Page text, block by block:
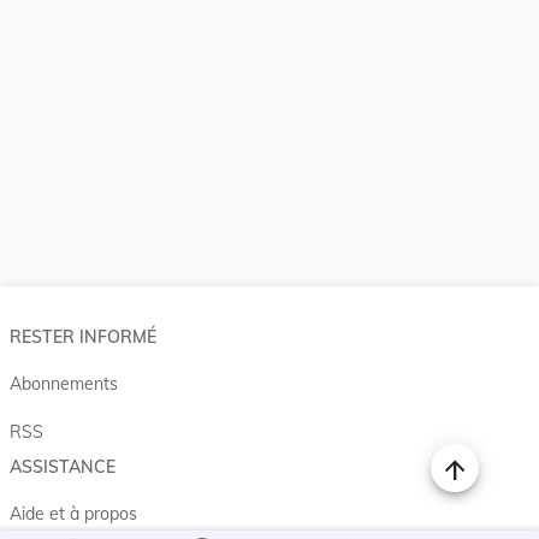
RESTER INFORMÉ
Abonnements
RSS
ASSISTANCE
Aide et à propos